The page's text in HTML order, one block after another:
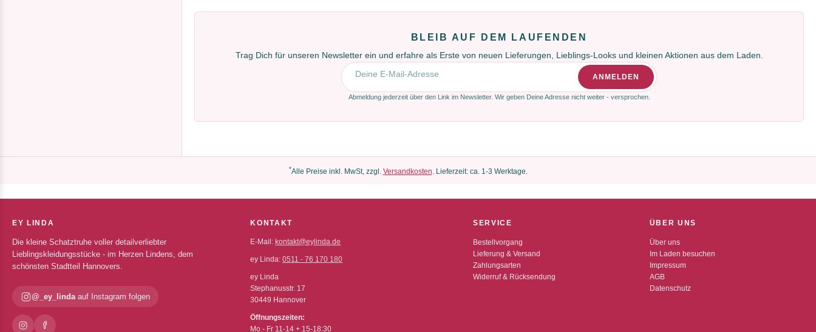
BLEIB AUF DEM LAUFENDEN
Trag Dich für unseren Newsletter ein und erfahre als Erste von neuen Lieferungen, Lieblings-Looks und kleinen Aktionen aus dem Laden.
E-Mail-Adresse
ANMELDEN
Abmeldung jederzeit über den Link im Newsletter. Wir geben Deine Adresse nicht weiter - versprochen.
*Alle Preise inkl. MwSt, zzgl. Versandkosten. Lieferzeit: ca. 1-3 Werktage.
EY LINDA
Die kleine Schatztruhe voller detailverliebter
Lieblingskleidungsstücke - im Herzen Lindens, dem
schönsten Stadtteil Hannovers.
@_ey_lindaauf Instagram folgen
KONTAKT
E-Mail: kontakt@eylinda.de
ey Linda:0511 - 76 170 180
ey Linda
Stephanusstr. 17
30449 Hannover
Öffnungszeiten:
Mo - Fr 11-14 + 15-18:30
SERVICE
Bestellvorgang
Lieferung & Versand
Zahlungsarten
Widerruf & Rücksendung
ÜBER UNS
Über uns
Im Laden besuchen
Impressum
AGB
Datenschutz